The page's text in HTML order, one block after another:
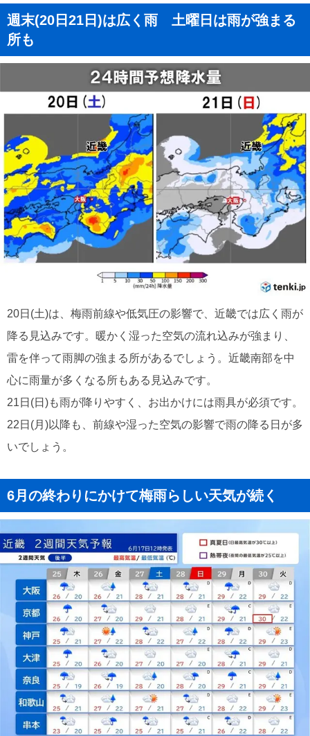
週末(20日21日)は広く雨 土曜日は雨が強まる
所も
20日(土)は、梅雨前線や低気圧の影響で、近畿では広く雨が
降る見込みです。暖かく湿った空気の流れ込みが強まり、
雷を伴って雨脚の強まる所があるでしょう。近畿南部を中
心に雨量が多くなる所もある見込みです。
21日(日)も雨が降りやすく、お出かけには雨具が必須です。
22日(月)以降も、前線や湿った空気の影響で雨の降る日が多
いでしょう。
6月の終わりにかけて梅雨らしい天気が続く